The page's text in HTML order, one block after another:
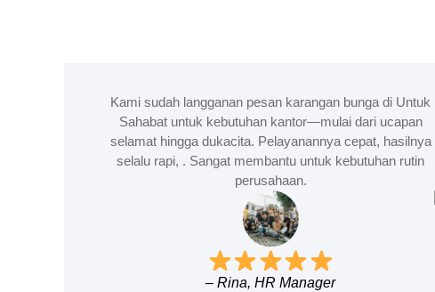
Kami sudah langganan pesan karangan bunga di Untuk
Sahabat untuk kebutuhan kantor—mulai dari ucapan
selamat hingga dukacita. Pelayanannya cepat, hasilnya
selalu rapi, . Sangat membantu untuk kebutuhan rutin
perusahaan.
– Rina, HR Manager